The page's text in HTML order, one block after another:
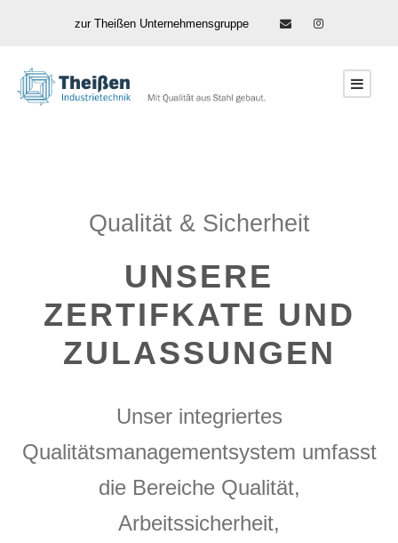
zur Theißen Unternehmensgruppe
Qualität & Sicherheit
UNSERE
ZERTIFKATE UND
ZULASSUNGEN
Unser integriertes
Qualitätsmanagementsystem umfasst
die Bereiche Qualität,
Arbeitssicherheit,